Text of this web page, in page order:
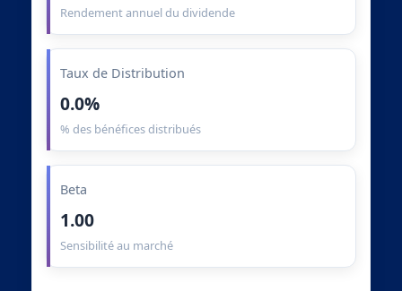
Rendement annuel du dividende
Taux de Distribution
0.0%
% des bénéfices distribués
Beta
1.00
Sensibilité au marché